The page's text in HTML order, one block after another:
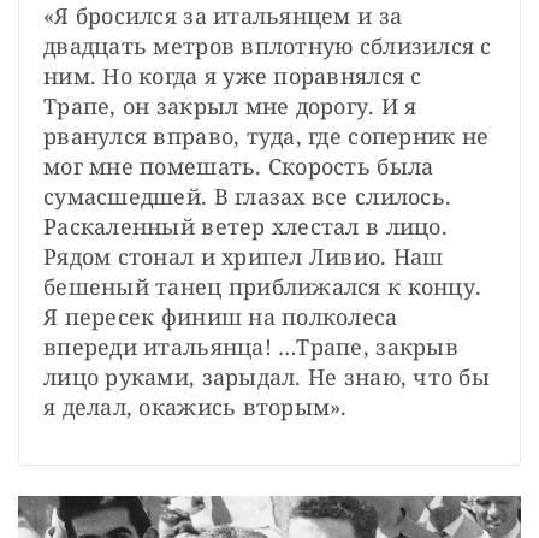
«Я бросился за итальянцем и за
двадцать метров вплотную сблизился с
ним. Но когда я уже поравнялся с
Трапе, он закрыл мне дорогу. И я
рванулся вправо, туда, где соперник не
мог мне помешать. Скорость была
сумасшедшей. В глазах все слилось.
Раскаленный ветер хлестал в лицо.
Рядом стонал и хрипел Ливио. Наш
бешеный танец приближался к концу.
Я пересек финиш на полколеса
впереди итальянца! …Трапе, закрыв
лицо руками, зарыдал. Не знаю, что бы
я делал, окажись вторым».